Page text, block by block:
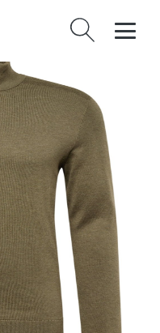
Vyhledávání
Homme olivová